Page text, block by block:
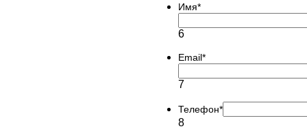
Имя*
6
Email*
7
Телефон*
8